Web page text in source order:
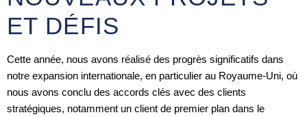
ET DÉFIS
Cette année, nous avons réalisé des progrès significatifs dans
notre expansion internationale, en particulier au Royaume-Uni, où
nous avons conclu des accords clés avec des clients
stratégiques, notamment un client de premier plan dans le